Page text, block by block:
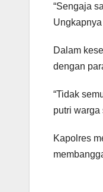
“Sengaja
Ungkapnya
Dalam
dengan
“Tidak
putri warga
Kapolres